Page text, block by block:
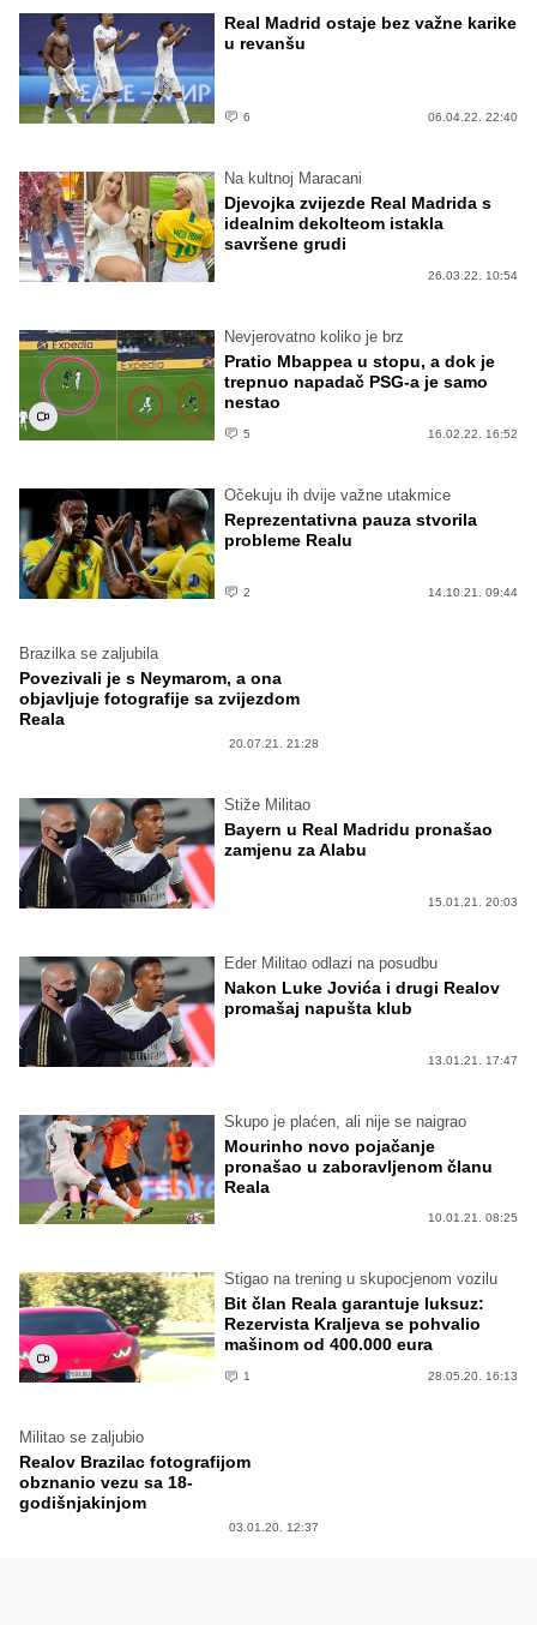
Real Madrid ostaje bez važne karike
u revanšu
6 06.04.22. 22:40
Na kultnoj Maracani
Djevojka zvijezde Real Madrida s
idealnim dekolteom istakla
savršene grudi
26.03.22. 10:54
Nevjerovatno koliko je brz
Pratio Mbappea u stopu, a dok je
trepnuo napadač PSG-a je samo
nestao
5 16.02.22. 16:52
Očekuju ih dvije važne utakmice
Reprezentativna pauza stvorila
probleme Realu
2 14.10.21. 09:44
Brazilka se zaljubila
Povezivali je s Neymarom, a ona
objavljuje fotografije sa zvijezdom
Reala
20.07.21. 21:28
Stiže Militao
Bayern u Real Madridu pronašao
zamjenu za Alabu
15.01.21. 20:03
Eder Militao odlazi na posudbu
Nakon Luke Jovića i drugi Realov
promašaj napušta klub
13.01.21. 17:47
Skupo je plaćen, ali nije se naigrao
Mourinho novo pojačanje
pronašao u zaboravljenom članu
Reala
10.01.21. 08:25
Stigao na trening u skupocjenom vozilu
Bit član Reala garantuje luksuz:
Rezervista Kraljeva se pohvalio
mašinom od 400.000 eura
1 28.05.20. 16:13
Militao se zaljubio
Realov Brazilac fotografijom
obznanio vezu sa 18-
godišnjakinjom
03.01.20. 12:37